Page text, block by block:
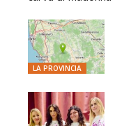
LA PROVINCIA